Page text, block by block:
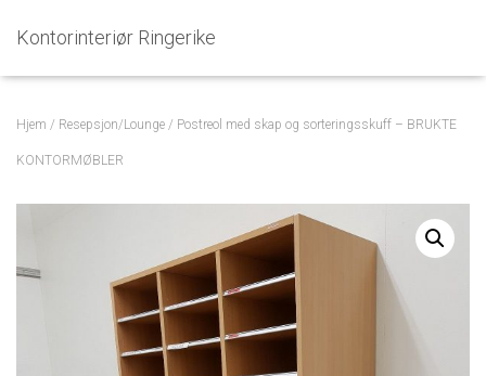
Kontorinteriør Ringerike
Hjem / Resepsjon/Lounge / Postreol med skap og sorteringsskuff – BRUKTE
KONTORMØBLER